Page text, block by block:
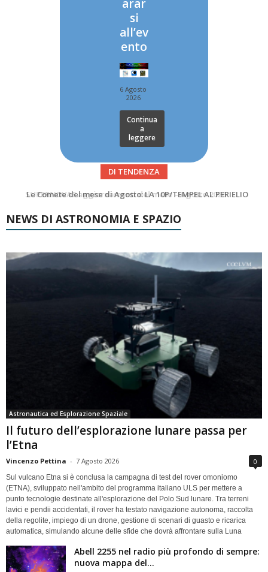
arar
si
all’ev
ento
6 Agosto
2026
Continua
a
leggere
DI TENDENZA
Le Comete del mese di Agosto: LA 10P/TEMPEL AL PERIELIO
Asteroidi del mese Agosto 2026
NEWS DI ASTRONOMIA E SPAZIO
Astronautica ed Esplorazione Spaziale
Il futuro dell’esplorazione lunare passa per
l’Etna
Vincenzo Pettina - 7 Agosto 2026 0
Sul vulcano Etna si è conclusa la campagna di test del rover omoniomo
(ETNA), sviluppato nell'ambito del programma italiano ULS per mettere a
punto tecnologie destinate all'esplorazione del Polo Sud lunare. Tra terreni
lavici e pendii accidentati, il rover ha testato navigazione autonoma, raccolta
della regolite, impiego di un drone, gestione di scenari di guasto e ricarica
automatica, simulando alcune delle sfide che dovrà affrontare sulla Luna
Abell 2255 nel radio più profondo di sempre:
nuova mappa del...